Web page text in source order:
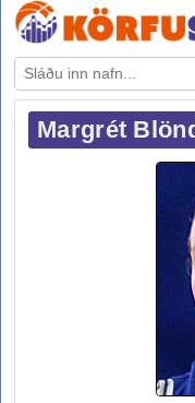
Margrét